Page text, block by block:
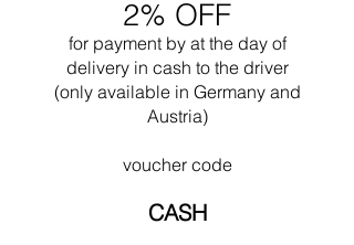
includeva la progettazione di tutti gli edifici
pubblici per questa città. Nel 1965 morì
mentre nuotava vicino al suo Cabanon a Saint
Martin (il sud della Francia).
2% OFF
for payment by at the day of
delivery in cash to the driver
(only available in Germany and
Austria)
voucher code
CASH